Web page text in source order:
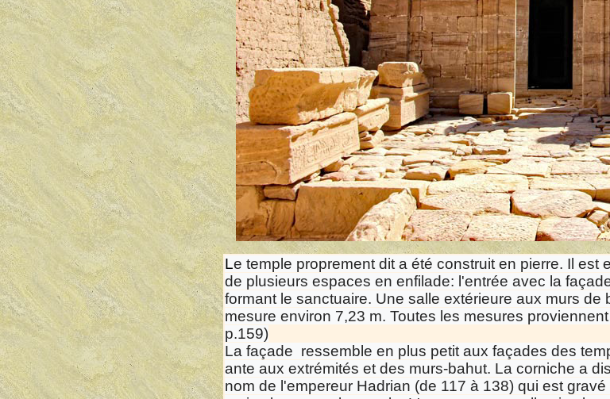
Le temple proprement dit a été construit en pierre. Il
de plusieurs espaces en enfilade: l'entrée avec la
formant le sanctuaire. Une salle extérieure aux murs
mesure environ 7,23 m. Toutes les mesures
p.159)
La façade ressemble en plus petit aux façades des
ante aux extrémités et des murs-bahut. La corniche a
nom de l'empereur Hadrian (de 117 à 138) qui est